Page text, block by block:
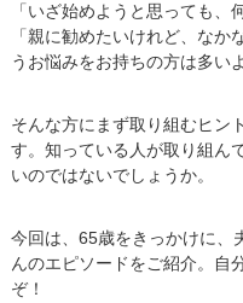
「いざ始めようと思っても、
「親に勧めたいけれど、な
うお悩みをお持ちの方は多い
そんな方にまず取り組むヒン
す。知っている人が取り組ん
いのではないでしょうか。
今回は、65歳をきっかけに、
んのエピソードをご紹介。自
ぞ！